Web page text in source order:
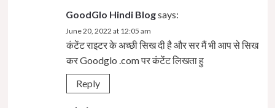
GoodGlo Hindi Blogsays:
June 20, 2022 at 12:05 am
कंटेंट राइटर के अच्छी सिख दी है और सर मैं भी आप से सिख
कर Goodglo .com पर कंटेंट लिखता हु
Reply